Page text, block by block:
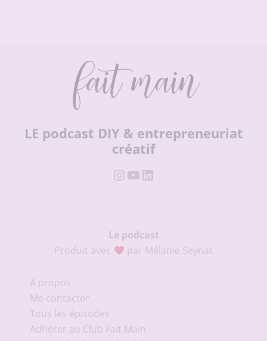
LE podcast DIY & entrepreneuriat
créatif
Instagram
YouTube
LinkedIn
Le podcast
Produit avec
par Mélanie Seynat
A propos
Me contacter
Tous les épisodes
Adhérer au Club Fait Main